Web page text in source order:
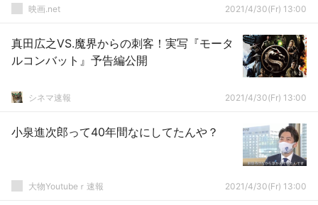
映画.net 2021/4/30(Fr) 13:00
真田広之VS.魔界からの刺客！実写『モータ
ルコンバット』予告編公開
シネマ速報 2021/4/30(Fr) 13:00
小泉進次郎って40年間なにしてたんや？
大物Youtubeｒ速報 2021/4/30(Fr) 13:00